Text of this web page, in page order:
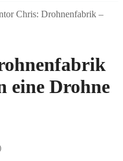
Chris: Drohnenfabrik –
eine Drohne